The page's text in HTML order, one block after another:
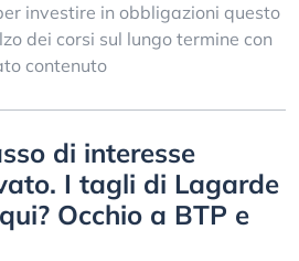
investire in obbligazioni questo
dei corsi sul lungo termine con
contenuto
di interesse
I tagli di Lagarde
Occhio a BTP e